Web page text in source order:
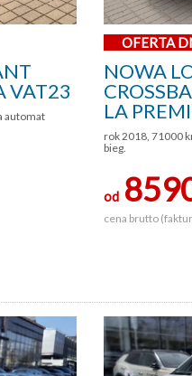
VAT23
automat
OFERTA
NOWA
LA
rok 2018, 71000
bieg.
od
cena brutto